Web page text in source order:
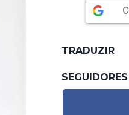
TRADUZIR